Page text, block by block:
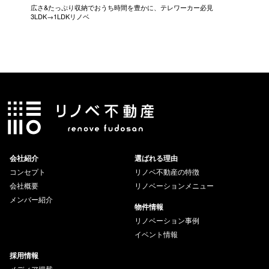
広さ&たっぷり収納でおうち時間を豊かに、テレワーカー必見
3LDK→1LDKリノベ
会社紹介
コンセプト
会社概要
メンバー紹介
選ばれる理由
リノベ不動産の特徴
リノベーションメニュー
物件情報
リノベーション事例
イベント情報
採用情報